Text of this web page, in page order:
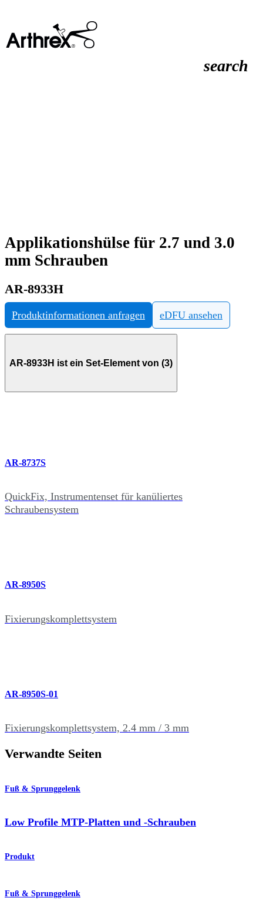
search
Applikationshülse für 2.7 und 3.0
mm Schrauben
AR-8933H
Produktinformationen anfragen eDFU ansehen
AR-8933H ist ein Set-Element von (3)
AR-8737S
QuickFix, Instrumentenset für kanüliertes
Schraubensystem
AR-8950S
Fixierungskomplettsystem
AR-8950S-01
Fixierungskomplettsystem, 2.4 mm / 3 mm
Verwandte Seiten
Fuß & Sprunggelenk
Low Profile MTP-Platten und -Schrauben
Produkt
Fuß & Sprunggelenk